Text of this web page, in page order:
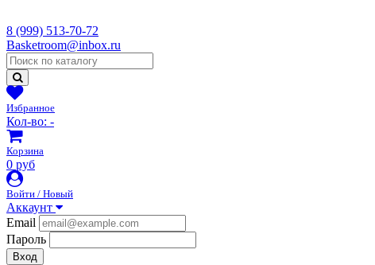
8 (999) 513-70-72
Basketroom@inbox.ru
Избранное
Кол-во: -
Корзина
0 руб
Войти / Новый
Аккаунт
Email
Пароль
Вход